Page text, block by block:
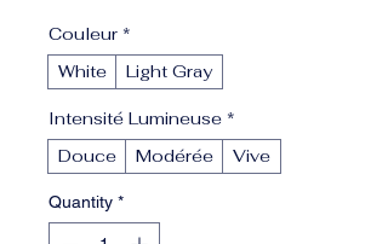
Couleur *
White
Light Gray
Intensité Lumineuse *
Douce
Modérée Vive
Quantity *